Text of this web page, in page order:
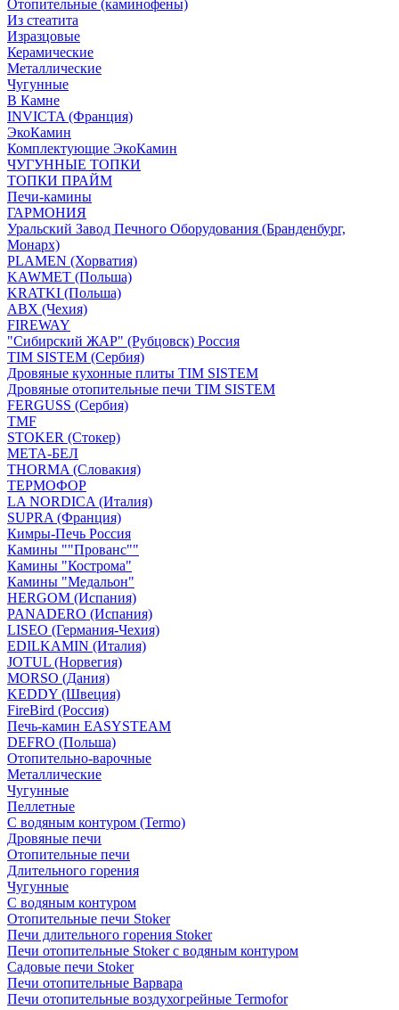
Отопительные (каминофены)
Из стеатита
Изразцовые
Керамические
Металлические
Чугунные
В Камне
INVICTA (Франция)
ЭкоКамин
Комплектующие ЭкоКамин
ЧУГУННЫЕ ТОПКИ
ТОПКИ ПРАЙМ
Печи-камины
ГАРМОНИЯ
Уральский Завод Печного Оборудования (Бранденбург,
Монарх)
PLAMEN (Хорватия)
KAWMET (Польша)
KRATKI (Польша)
ABX (Чехия)
FIREWAY
"Сибирский ЖАР" (Рубцовск) Россия
TIM SISTEM (Сербия)
Дровяные кухонные плиты TIM SISTEM
Дровяные отопительные печи TIM SISTEM
FERGUSS (Сербия)
TMF
STOKER (Стокер)
МЕТА-БЕЛ
THORMA (Словакия)
ТЕРМОФОР
LA NORDICA (Италия)
SUPRA (Франция)
Кимры-Печь Россия
Камины ""Прованс""
Камины "Кострома"
Камины "Медальон"
HERGOM (Испания)
PANADERO (Испания)
LISEO (Германия-Чехия)
EDILKAMIN (Италия)
JOTUL (Норвегия)
MORSO (Дания)
KEDDY (Швеция)
FireBird (Россия)
Печь-камин EASYSTEAM
DEFRO (Польша)
Отопительно-варочные
Металлические
Чугунные
Пеллетные
С водяным контуром (Termo)
Дровяные печи
Отопительные печи
Длительного горения
Чугунные
C водяным контуром
Отопительные печи Stoker
Печи длительного горения Stoker
Печи отопительные Stoker с водяным контуром
Садовые печи Stoker
Печи отопительные Варвара
Печи отопительные воздухогрейные Termofor